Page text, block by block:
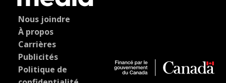
Nous joindre
À propos
Carrières
Publicités
Politique de